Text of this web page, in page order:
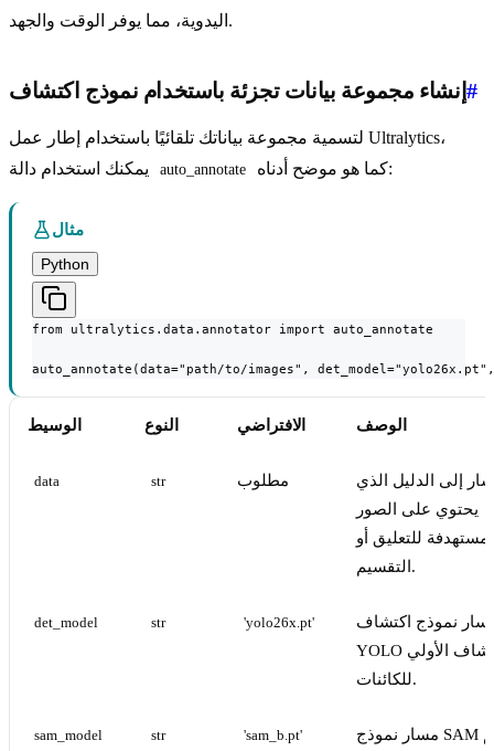
اليدوية، مما يوفر الوقت والجهد.
إنشاء مجموعة بيانات تجزئة باستخدام نموذج اكتشاف#
لتسمية مجموعة بياناتك تلقائيًا باستخدام إطار عمل Ultralytics،
auto_annotate كما هو موضح أدناه:
مثال
Python
from ultralytics.data.annotator import auto_annotate
auto_annotate(data="path/to/images", det_model="yolo26x.pt",
الوسيط النوع الافتراضي الوصف
data str مطلوب
إلى الدليل الذي
يحتوي على الصور
للتعليق أو
التقسيم.
det_model str 'yolo26x.pt'
نموذج اكتشاف
YOLO للاكتشاف الأولي
للكائنات.
sam_model str 'sam_b.pt' مسار نموذج SAM للتقسيم